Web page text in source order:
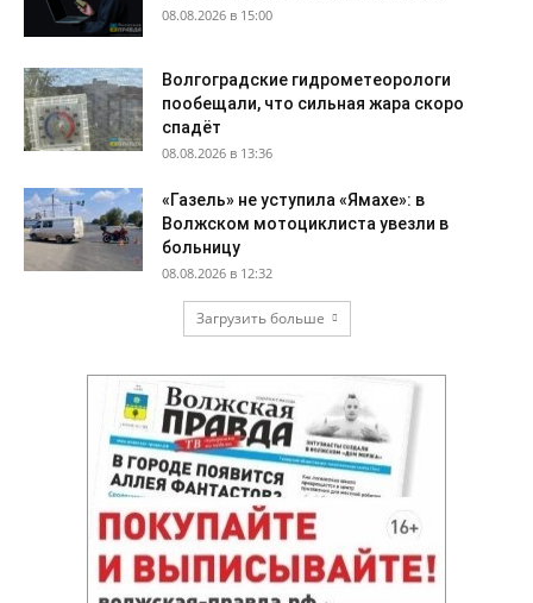
08.08.2026 в 15:00
Волгоградские гидрометеорологи
пообещали, что сильная жара скоро
спадёт
08.08.2026 в 13:36
«Газель» не уступила «Ямахе»: в
Волжском мотоциклиста увезли в
больницу
08.08.2026 в 12:32
Загрузить больше